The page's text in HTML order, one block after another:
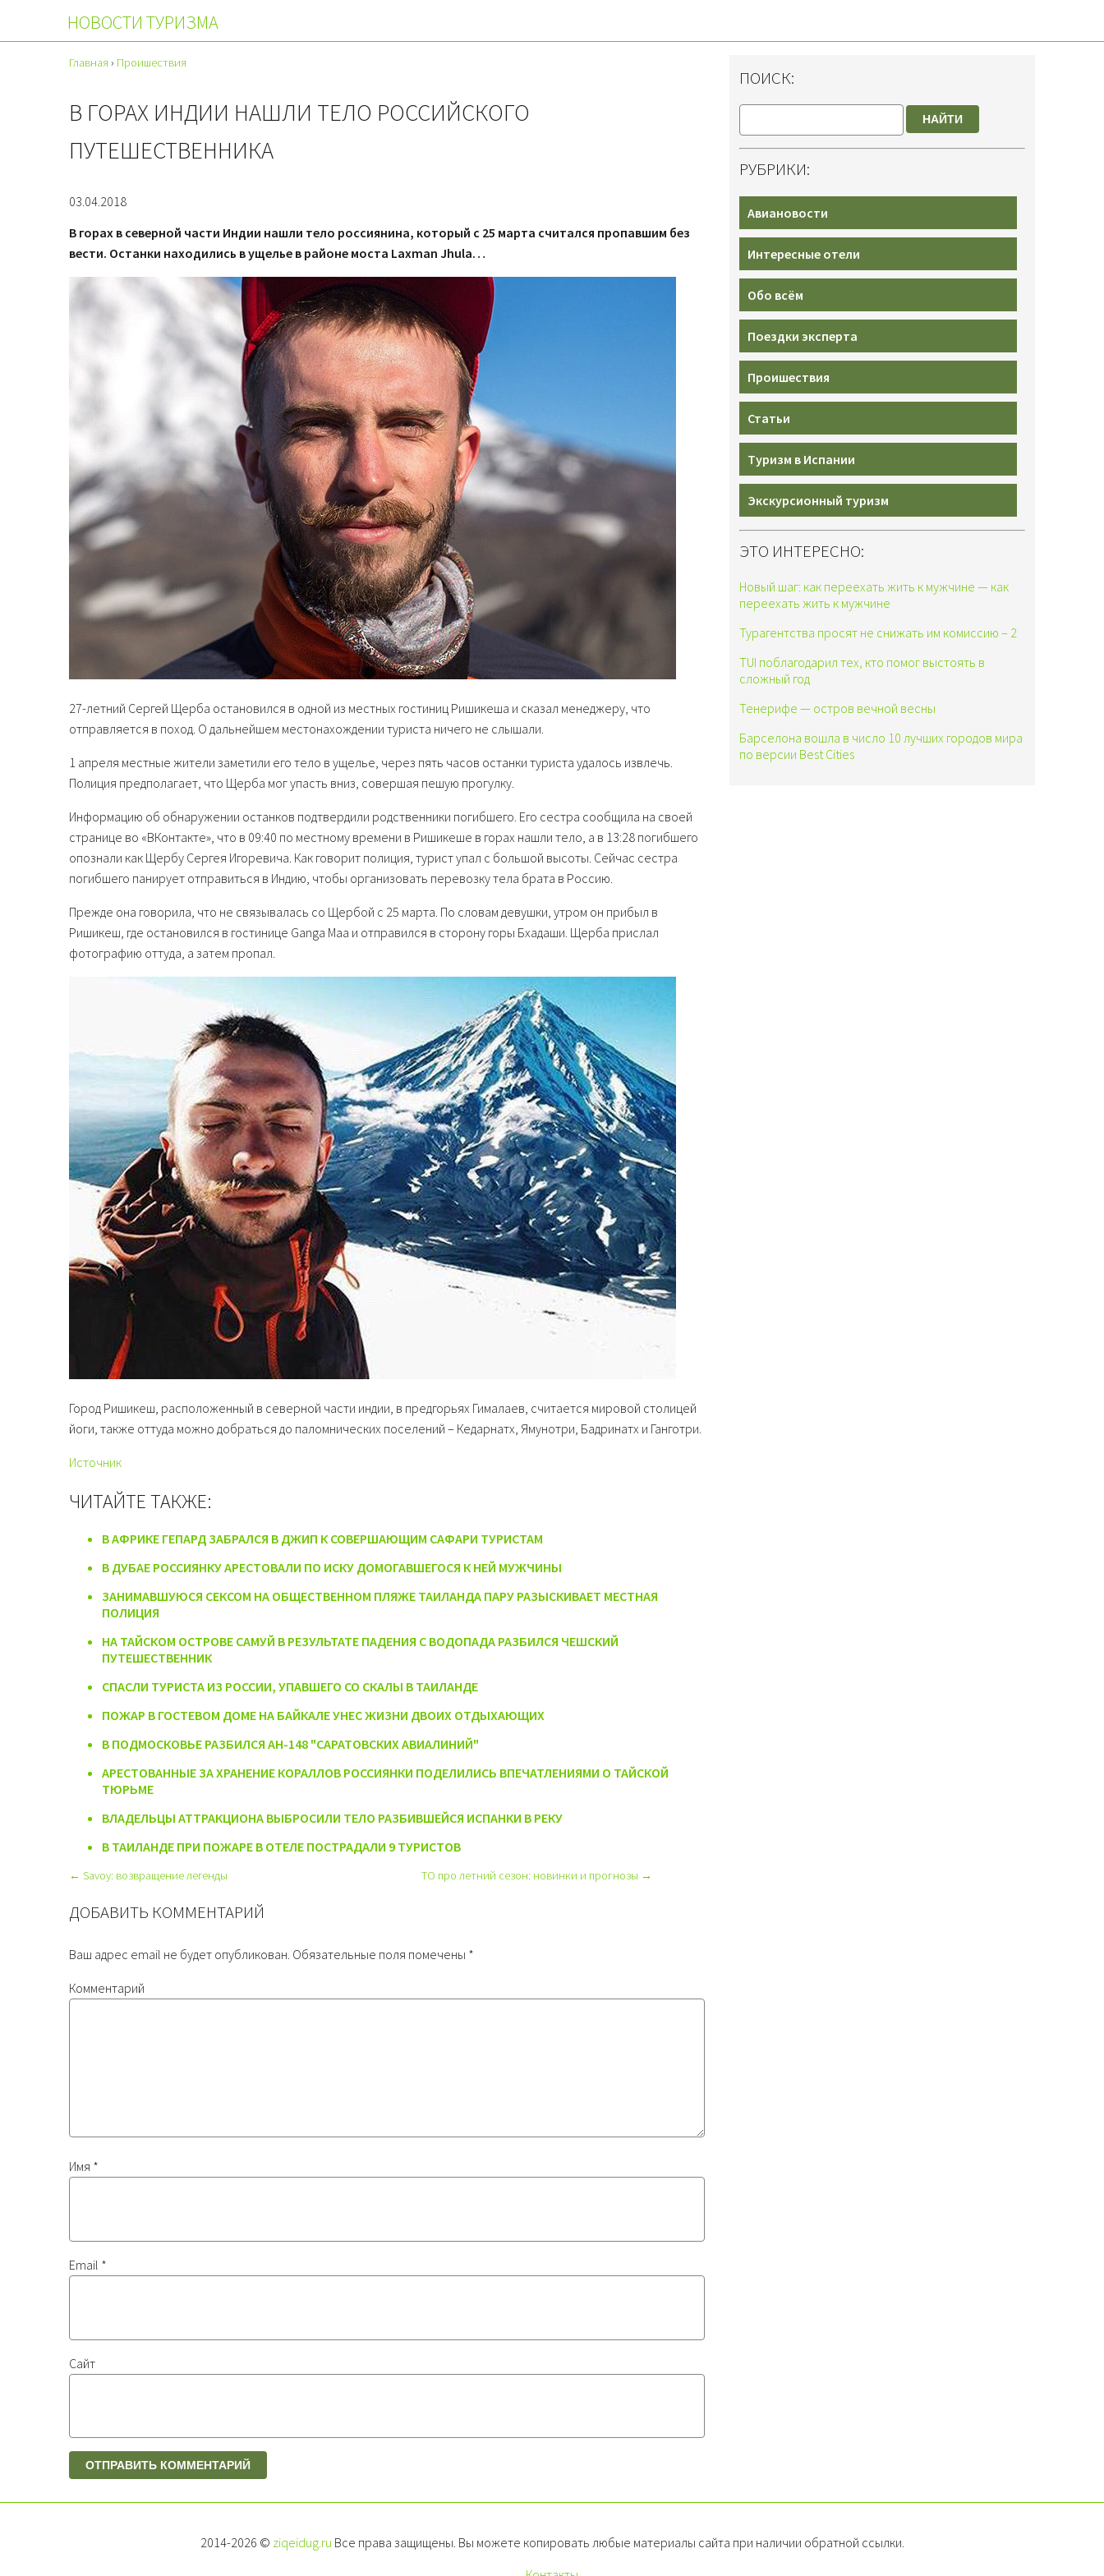
НОВОСТИ ТУРИЗМА
Главная › Проишествия
В ГОРАХ ИНДИИ НАШЛИ ТЕЛО РОССИЙСКОГО
ПУТЕШЕСТВЕННИКА
03.04.2018
В горах в северной части Индии нашли тело россиянина, который с 25 марта считался пропавшим без
вести. Останки находились в ущелье в районе моста Laxman Jhula…
27-летний Сергей Щерба остановился в одной из местных гостиниц Ришикеша и сказал менеджеру, что
отправляется в поход. О дальнейшем местонахождении туриста ничего не слышали.
1 апреля местные жители заметили его тело в ущелье, через пять часов останки туриста удалось извлечь.
Полиция предполагает, что Щерба мог упасть вниз, совершая пешую прогулку.
Информацию об обнаружении останков подтвердили родственники погибшего. Его сестра сообщила на своей
странице во «ВКонтакте», что в 09:40 по местному времени в Ришикеше в горах нашли тело, а в 13:28 погибшего
опознали как Щербу Сергея Игоревича. Как говорит полиция, турист упал с большой высоты. Сейчас сестра
погибшего панирует отправиться в Индию, чтобы организовать перевозку тела брата в Россию.
Прежде она говорила, что не связывалась со Щербой с 25 марта. По словам девушки, утром он прибыл в
Ришикеш, где остановился в гостинице Ganga Maa и отправился в сторону горы Бхадаши. Щерба прислал
фотографию оттуда, а затем пропал.
Город Ришикеш, расположенный в северной части индии, в предгорьях Гималаев, считается мировой столицей
йоги, также оттуда можно добраться до паломнических поселений – Кедарнатх, Ямунотри, Бадринатх и Ганготри.
Источник
ЧИТАЙТЕ ТАКЖЕ:
В АФРИКЕ ГЕПАРД ЗАБРАЛСЯ В ДЖИП К СОВЕРШАЮЩИМ САФАРИ ТУРИСТАМ
В ДУБАЕ РОССИЯНКУ АРЕСТОВАЛИ ПО ИСКУ ДОМОГАВШЕГОСЯ К НЕЙ МУЖЧИНЫ
ЗАНИМАВШУЮСЯ СЕКСОМ НА ОБЩЕСТВЕННОМ ПЛЯЖЕ ТАИЛАНДА ПАРУ РАЗЫСКИВАЕТ МЕСТНАЯ
ПОЛИЦИЯ
НА ТАЙСКОМ ОСТРОВЕ САМУЙ В РЕЗУЛЬТАТЕ ПАДЕНИЯ С ВОДОПАДА РАЗБИЛСЯ ЧЕШСКИЙ
ПУТЕШЕСТВЕННИК
СПАСЛИ ТУРИСТА ИЗ РОССИИ, УПАВШЕГО СО СКАЛЫ В ТАИЛАНДЕ
ПОЖАР В ГОСТЕВОМ ДОМЕ НА БАЙКАЛЕ УНЕС ЖИЗНИ ДВОИХ ОТДЫХАЮЩИХ
В ПОДМОСКОВЬЕ РАЗБИЛСЯ АН-148 "САРАТОВСКИХ АВИАЛИНИЙ"
АРЕСТОВАННЫЕ ЗА ХРАНЕНИЕ КОРАЛЛОВ РОССИЯНКИ ПОДЕЛИЛИСЬ ВПЕЧАТЛЕНИЯМИ О ТАЙСКОЙ
ТЮРЬМЕ
ВЛАДЕЛЬЦЫ АТТРАКЦИОНА ВЫБРОСИЛИ ТЕЛО РАЗБИВШЕЙСЯ ИСПАНКИ В РЕКУ
В ТАИЛАНДЕ ПРИ ПОЖАРЕ В ОТЕЛЕ ПОСТРАДАЛИ 9 ТУРИСТОВ
← Savoy: возвращение легенды ТО про летний сезон: новинки и прогнозы →
ДОБАВИТЬ КОММЕНТАРИЙ
Ваш адрес email не будет опубликован. Обязательные поля помечены *
Комментарий
Имя *
Email *
Сайт
ПОИСК:
НАЙТИ
РУБРИКИ:
Авиановости
Интересные отели
Обо всём
Поездки эксперта
Проишествия
Статьи
Туризм в Испании
Экскурсионный туризм
ЭТО ИНТЕРЕСНО:
Новый шаг: как переехать жить к мужчине — как
переехать жить к мужчине
Турагентства просят не снижать им комиссию – 2
TUI поблагодарил тех, кто помог выстоять в
сложный год
Тенерифе — остров вечной весны
Барселона вошла в число 10 лучших городов мира
по версии Best Cities
2014-2026 © ziqeidug.ru Все права защищены. Вы можете копировать любые материалы сайта при наличии обратной ссылки.